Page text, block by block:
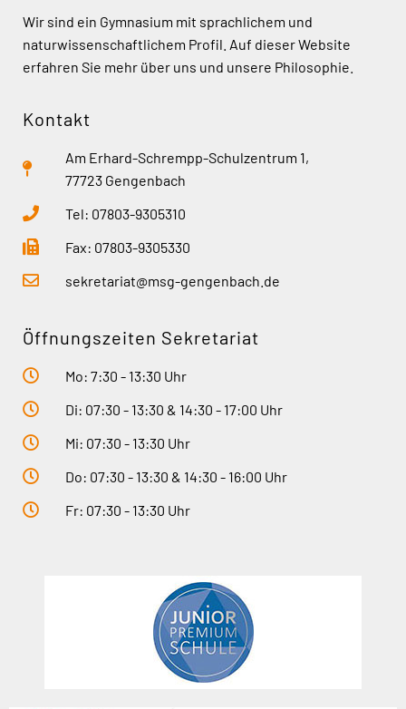
Wir sind ein Gymnasium mit sprachlichem und
naturwissenschaftlichem Profil. Auf dieser Website
erfahren Sie mehr über uns und unsere Philosophie.
Kontakt
Am Erhard-Schrempp-Schulzentrum 1,
77723 Gengenbach
Tel: 07803-9305310
Fax: 07803-9305330
sekretariat@msg-gengenbach.de
Öffnungszeiten Sekretariat
Mo: 7:30 - 13:30 Uhr
Di: 07:30 - 13:30 & 14:30 - 17:00 Uhr
Mi: 07:30 - 13:30 Uhr
Do: 07:30 - 13:30 & 14:30 - 16:00 Uhr
Fr: 07:30 - 13:30 Uhr